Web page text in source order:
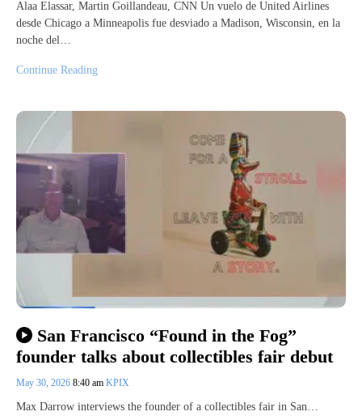
Alaa Elassar, Martin Goillandeau, CNN Un vuelo de United Airlines
desde Chicago a Minneapolis fue desviado a Madison, Wisconsin, en la
noche del…
Continue Reading
San Francisco “Found in the Fog”
founder talks about collectibles fair debut
May 30, 2026 8:40 am KPIX
Max Darrow interviews the founder of a collectibles fair in San…